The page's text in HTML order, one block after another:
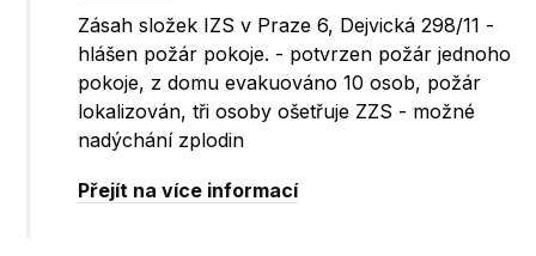
Zásah složek IZS v Praze 6, Dejvická 298/11 -
hlášen požár pokoje. - potvrzen požár jednoho
pokoje, z domu evakuováno 10 osob, požár
lokalizován, tři osoby ošetřuje ZZS - možné
nadýchání zplodin
Přejít na více informací